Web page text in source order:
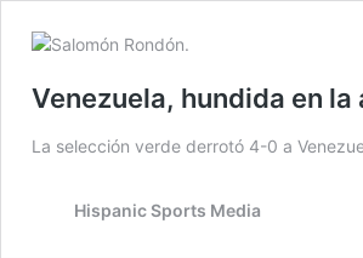
Venezuela, hundida en
La selección verde derrotó 4-0 a
Hispanic Sports Media